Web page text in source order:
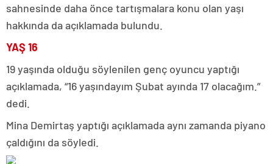
sahnesinde daha önce tartışmalara konu olan yaşı
hakkında da açıklamada bulundu.
YAŞ 16
19 yaşında olduğu söylenilen genç oyuncu yaptığı
açıklamada, “16 yaşındayım Şubat ayında 17 olacağım.”
dedi.
Mina Demirtaş yaptığı açıklamada aynı zamanda piyano
çaldığını da söyledi.